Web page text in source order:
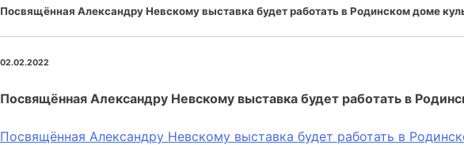
Посвящённая Александру Невскому выставка будет работать в Родинском доме
02.02.2022
Посвящённая Александру Невскому выставка будет работать в
Посвящённая Александру Невскому выставка будет работать в